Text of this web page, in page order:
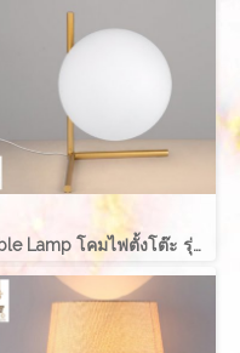
Table Lamp โคมไฟตั้งโต๊ะ รุ่น ABALL EVE-00196A